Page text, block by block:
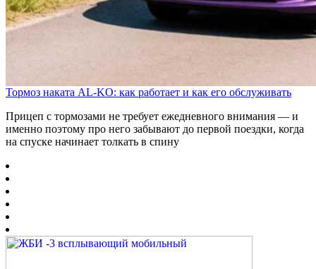
Тормоз наката AL-KO: как работает и как его обслуживать
Прицеп с тормозами не требует ежедневного внимания — и
именно поэтому про него забывают до первой поездки, когда
на спуске начинает толкать в спину